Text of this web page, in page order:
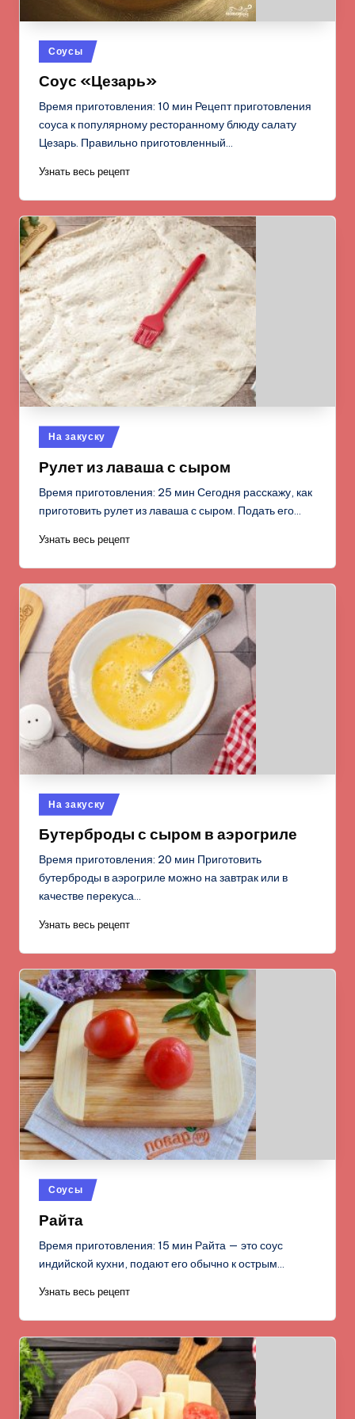
Опубликовано
в
Соусы
Соус «Цезарь»
Время приготовления: 10 мин Рецепт приготовления
соуса к популярному ресторанному блюду салату
Цезарь. Правильно приготовленный…
Узнать весь рецепт
Опубликовано
в
На закуску
Рулет из лаваша с сыром
Время приготовления: 25 мин Сегодня расскажу, как
приготовить рулет из лаваша с сыром. Подать его…
Узнать весь рецепт
Опубликовано
в
На закуску
Бутерброды с сыром в аэрогриле
Время приготовления: 20 мин Приготовить
бутерброды в аэрогриле можно на завтрак или в
качестве перекуса…
Узнать весь рецепт
Опубликовано
в
Соусы
Райта
Время приготовления: 15 мин Райта — это соус
индийской кухни, подают его обычно к острым…
Узнать весь рецепт